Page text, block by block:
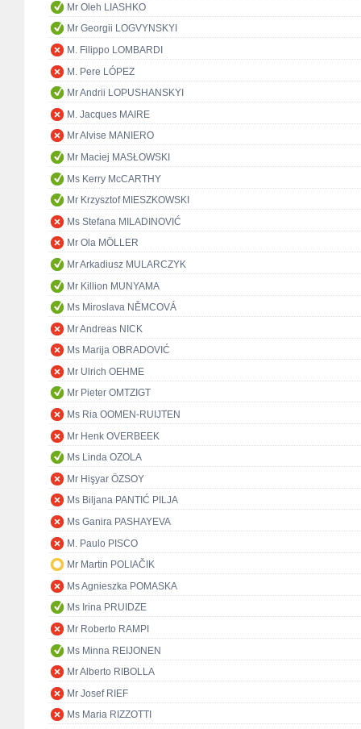
Mr Oleh LIASHKO
Mr Georgii LOGVYNSKYI
M. Filippo LOMBARDI
M. Pere LÓPEZ
Mr Andrii LOPUSHANSKYI
M. Jacques MAIRE
Mr Alvise MANIERO
Mr Maciej MASŁOWSKI
Ms Kerry McCARTHY
Mr Krzysztof MIESZKOWSKI
Ms Stefana MILADINOVIĆ
Mr Ola MÖLLER
Mr Arkadiusz MULARCZYK
Mr Killion MUNYAMA
Ms Miroslava NĚMCOVÁ
Mr Andreas NICK
Ms Marija OBRADOVIĆ
Mr Ulrich OEHME
Mr Pieter OMTZIGT
Ms Ria OOMEN-RUIJTEN
Mr Henk OVERBEEK
Ms Linda OZOLA
Mr Hişyar ÖZSOY
Ms Biljana PANTIĆ PILJA
Ms Ganira PASHAYEVA
M. Paulo PISCO
Mr Martin POLIAČIK
Ms Agnieszka POMASKA
Ms Irina PRUIDZE
Mr Roberto RAMPI
Ms Minna REIJONEN
Mr Alberto RIBOLLA
Mr Josef RIEF
Ms Maria RIZZOTTI